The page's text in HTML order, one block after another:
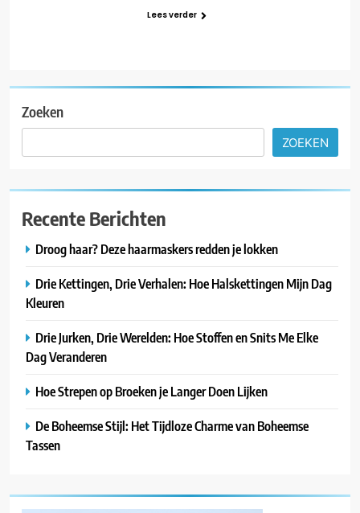
Lees verder
Zoeken
ZOEKEN
Recente Berichten
Droog haar? Deze haarmaskers redden je lokken
Drie Kettingen, Drie Verhalen: Hoe Halskettingen Mijn Dag
Kleuren
Drie Jurken, Drie Werelden: Hoe Stoffen en Snits Me Elke
Dag Veranderen
Hoe Strepen op Broeken je Langer Doen Lijken
De Boheemse Stijl: Het Tijdloze Charme van Boheemse
Tassen